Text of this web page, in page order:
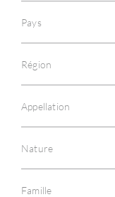
Pays
Région
Appellation
Nature
Famille